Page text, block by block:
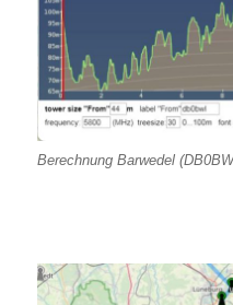
Berechnung Barwedel